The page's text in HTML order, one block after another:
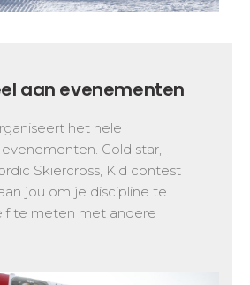
aan evenementen
het hele
Gold star,
Skiercross, Kid contest
jou om je discipline te
te meten met andere